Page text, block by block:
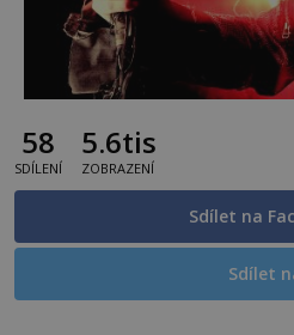
58
SDÍLENÍ
5.6tis
ZOBRAZENÍ
Sdílet na
Sdílet